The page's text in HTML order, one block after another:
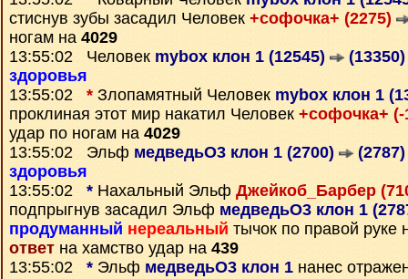
стиснув зубы засадил Человек +софочка+ (2275)
ногам на 4029
13:55:02 Человек mybox клон 1 (12545) (13350)
здоровья
13:55:02 * Злопамятный Человек mybox клон 1
проклиная этот мир накатил Человек +софочка+
удар по ногам на 4029
13:55:02 Эльф медведьО3 клон 1 (2700) (2787)
здоровья
13:55:02 * Нахальный Эльф Джейкоб_Барбер
подпрыгнув засадил Эльф медведьО3 клон 1
продуманный нереальный тычок по правой руке
ответ на хамство удар на 439
13:55:02 * Эльф медведьО3 клон 1 нанес